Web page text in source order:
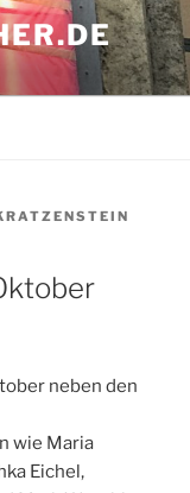
neben den
wie Maria
Eichel,